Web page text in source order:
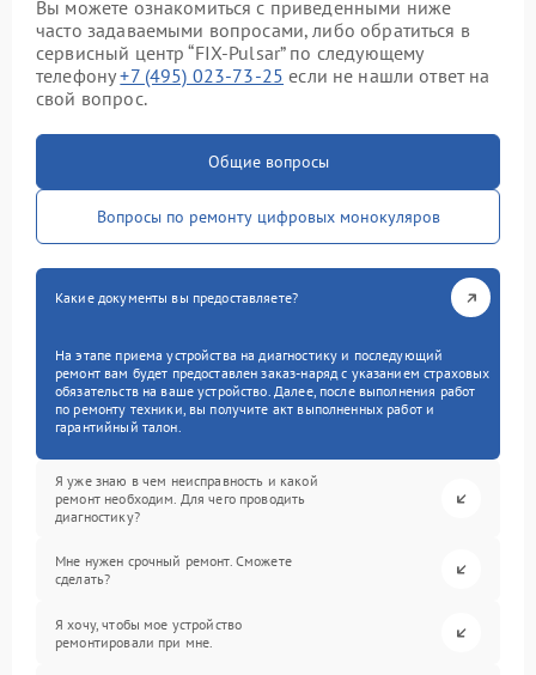
Вы можете ознакомиться с приведенными ниже
часто задаваемыми вопросами, либо обратиться в
сервисный центр “FIX-Pulsar” по следующему
телефону+7 (495) 023-73-25 если не нашли ответ на
свой вопрос.
Общие вопросы
Вопросы по ремонту цифровых монокуляров
Какие документы вы предоставляете?
На этапе приема устройства на диагностику и последующий
ремонт вам будет предоставлен заказ-наряд с указанием страховых
обязательств на ваше устройство. Далее, после выполнения работ
по ремонту техники, вы получите акт выполненных работ и
гарантийный талон.
Я уже знаю в чем неисправность и какой
ремонт необходим. Для чего проводить
диагностику?
Мне нужен срочный ремонт. Сможете
сделать?
Я хочу, чтобы мое устройство
ремонтировали при мне.